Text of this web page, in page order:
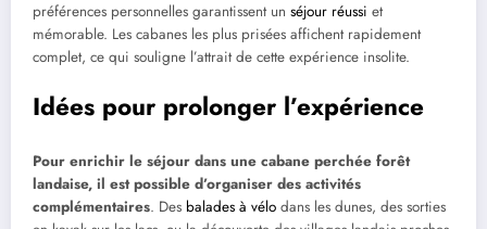
préférences personnelles garantissent un séjour réussi et
mémorable. Les cabanes les plus prisées affichent rapidement
complet, ce qui souligne l’attrait de cette expérience insolite.
Idées pour prolonger l’expérience
Pour enrichir le séjour dans une cabane perchée forêt
landaise, il est possible d’organiser des activités
complémentaires. Des balades à vélo dans les dunes, des sorties